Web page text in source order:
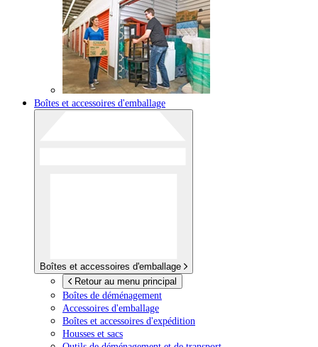
Boîtes et accessoires d'emballage
Boîtes et accessoires d'emballage
Retour au menu principal
Boîtes de déménagement
Accessoires d'emballage
Boîtes et accessoires d'expédition
Housses et sacs